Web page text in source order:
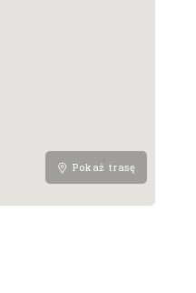
Pokaż trasę